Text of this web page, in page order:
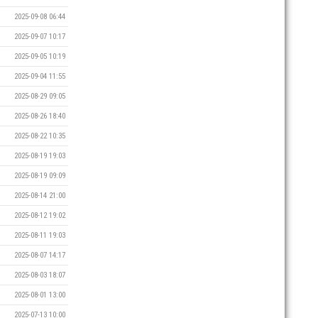
2025-09-08 06:44
2025-09-07 10:17
2025-09-05 10:19
2025-09-04 11:55
2025-08-29 09:05
2025-08-26 18:40
2025-08-22 10:35
2025-08-19 19:03
2025-08-19 09:09
2025-08-14 21:00
2025-08-12 19:02
2025-08-11 19:03
2025-08-07 14:17
2025-08-03 18:07
2025-08-01 13:00
2025-07-13 10:00